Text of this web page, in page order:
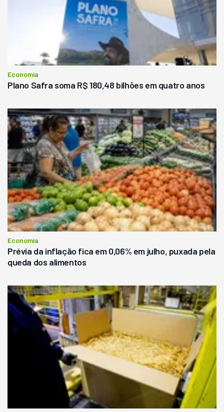
Economia
Plano Safra soma R$ 180,48 bilhões em quatro anos
Economia
Prévia da inflação fica em 0,06% em julho, puxada pela
queda dos alimentos